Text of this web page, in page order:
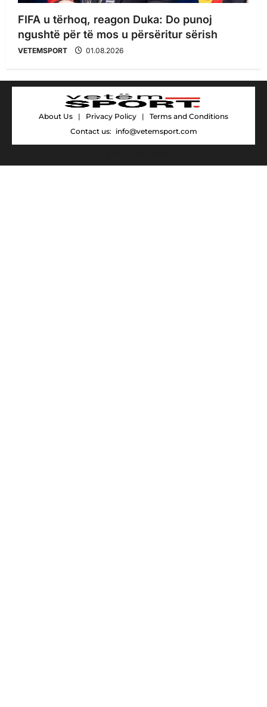
FIFA u tërhoq, reagon Duka: Do punoj
ngushtë për të mos u përsëritur sërish
VETEMSPORT 01.08.2026
About Us | Privacy Policy |
Terms and Conditions
Contact us: info@vetemsport.com